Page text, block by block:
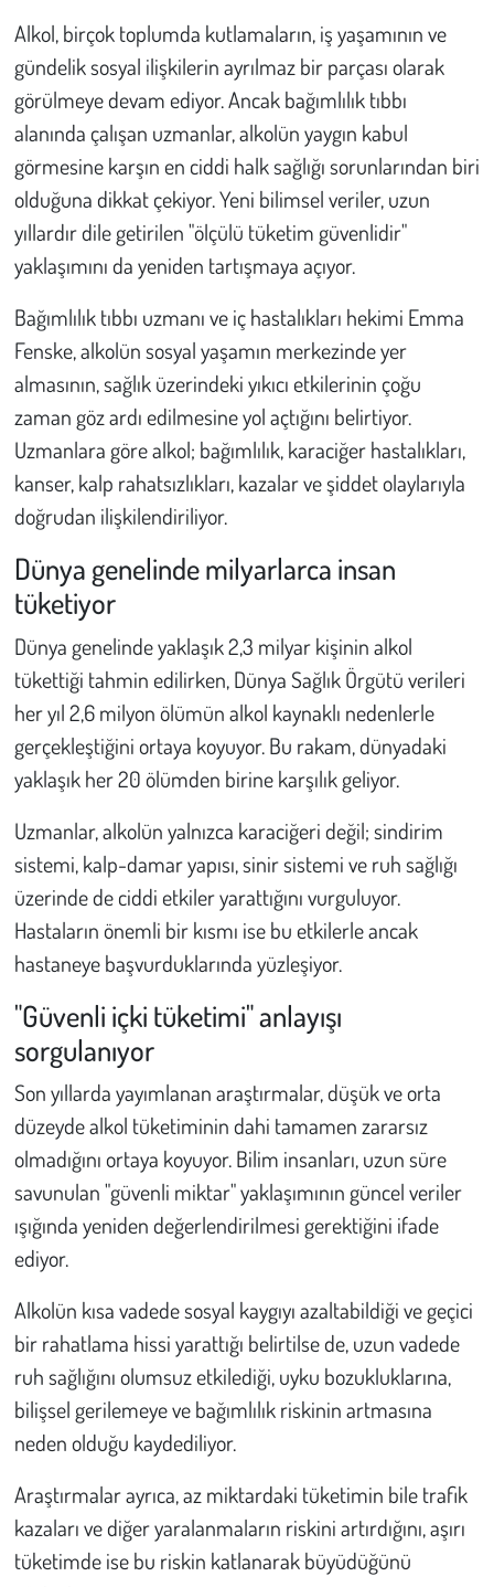
Alkol, birçok toplumda kutlamaların, iş yaşamının ve
gündelik sosyal ilişkilerin ayrılmaz bir parçası olarak
görülmeye devam ediyor. Ancak bağımlılık tıbbı
alanında çalışan uzmanlar, alkolün yaygın kabul
görmesine karşın en ciddi halk sağlığı sorunlarından biri
olduğuna dikkat çekiyor. Yeni bilimsel veriler, uzun
yıllardır dile getirilen "ölçülü tüketim güvenlidir"
yaklaşımını da yeniden tartışmaya açıyor.
Bağımlılık tıbbı uzmanı ve iç hastalıkları hekimi Emma
Fenske, alkolün sosyal yaşamın merkezinde yer
almasının, sağlık üzerindeki yıkıcı etkilerinin çoğu
zaman göz ardı edilmesine yol açtığını belirtiyor.
Uzmanlara göre alkol; bağımlılık, karaciğer hastalıkları,
kanser, kalp rahatsızlıkları, kazalar ve şiddet olaylarıyla
doğrudan ilişkilendiriliyor.
Dünya genelinde milyarlarca insan
tüketiyor
Dünya genelinde yaklaşık 2,3 milyar kişinin alkol
tükettiği tahmin edilirken, Dünya Sağlık Örgütü verileri
her yıl 2,6 milyon ölümün alkol kaynaklı nedenlerle
gerçekleştiğini ortaya koyuyor. Bu rakam, dünyadaki
yaklaşık her 20 ölümden birine karşılık geliyor.
Uzmanlar, alkolün yalnızca karaciğeri değil; sindirim
sistemi, kalp-damar yapısı, sinir sistemi ve ruh sağlığı
üzerinde de ciddi etkiler yarattığını vurguluyor.
Hastaların önemli bir kısmı ise bu etkilerle ancak
hastaneye başvurduklarında yüzleşiyor.
"Güvenli içki tüketimi" anlayışı
sorgulanıyor
Son yıllarda yayımlanan araştırmalar, düşük ve orta
düzeyde alkol tüketiminin dahi tamamen zararsız
olmadığını ortaya koyuyor. Bilim insanları, uzun süre
savunulan "güvenli miktar" yaklaşımının güncel veriler
ışığında yeniden değerlendirilmesi gerektiğini ifade
ediyor.
Alkolün kısa vadede sosyal kaygıyı azaltabildiği ve geçici
bir rahatlama hissi yarattığı belirtilse de, uzun vadede
ruh sağlığını olumsuz etkilediği, uyku bozukluklarına,
bilişsel gerilemeye ve bağımlılık riskinin artmasına
neden olduğu kaydediliyor.
Araştırmalar ayrıca, az miktardaki tüketimin bile trafik
kazaları ve diğer yaralanmaların riskini artırdığını, aşırı
tüketimde ise bu riskin katlanarak büyüdüğünü
Günün İçinden
Vefat İlanları
Tarih
Hukuk
Tarım
Son Dakika
Kent
Eğlence